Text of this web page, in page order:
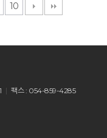
10
팩스 : 054-859-4285